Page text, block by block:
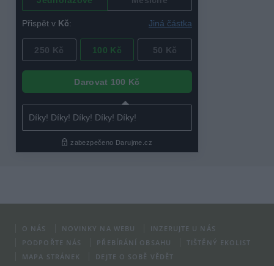
O NÁS NOVINKY NA WEBU
INZERUJTE U NÁS
PODPOŘTE NÁS
PŘEBÍRÁNÍ OBSAHU
TIŠTĚNÝ EKOLIST
MAPA STRÁNEK
DEJTE O SOBĚ VĚDĚT